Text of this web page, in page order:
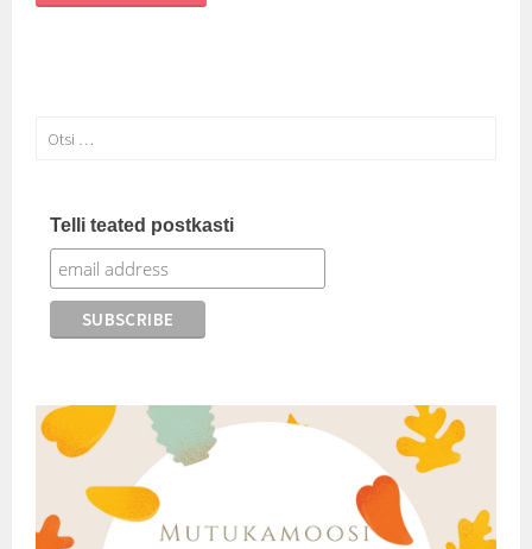
Otsi:
Telli teated postkasti